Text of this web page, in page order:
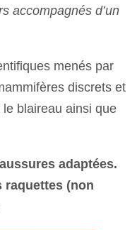
accompagnés d’un
menés par
discrets et
blaireau ainsi que
adaptées.
raquettes (non